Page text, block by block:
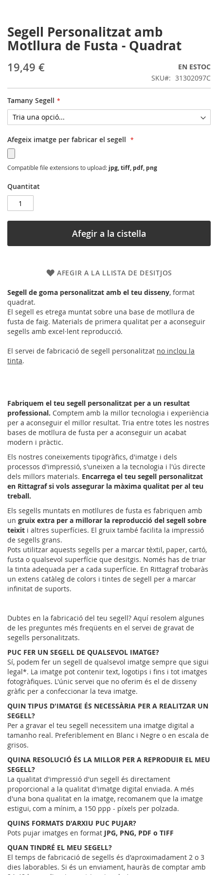
Segell Personalitzat amb
Motllura de Fusta - Quadrat
19,49 €
EN ESTOC
SKU
31302097C
Tamany Segell
Afegeix imatge per fabricar el segell
Compatible file extensions to upload: jpg, tiff, pdf, png
Quantitat
Afegir a la cistella
AFEGIR A LA LLISTA DE DESITJOS
Segell de goma personalitzat amb el teu disseny, format
quadrat.
El segell es etrega muntat sobre una base de motllura de
fusta de faig. Materials de primera qualitat per a aconseguir
segells amb excel·lent reproducció.
El servei de fabricació de segell personalitzat no inclou la
tinta.
Skip
to
the
of
images
gallery
Fabriquem el teu segell personalitzat per a un resultat
professional. Comptem amb la millor tecnologia i experiència
per a aconseguir el millor resultat. Tria entre totes les nostres
bases de motllura de fusta per a aconseguir un acabat
modern i pràctic.
Els nostres coneixements tipogràfics, d'imatge i dels
processos d'impressió, s'uneixen a la tecnologia i l'ús directe
dels millors materials. Encarrega el teu segell personalitzat
en Rittagraf si vols assegurar la màxima qualitat per al teu
treball.
Els segells muntats en motllures de fusta es fabriquen amb
un gruix extra per a millorar la reproducció del segell sobre
teixit i altres superfícies. El gruix també facilita la impressió
de segells grans.
Pots utilitzar aquests segells per a marcar tèxtil, paper, cartó,
fusta o qualsevol superfície que desitgis. Només has de triar
la tinta adequada per a cada superfície. En Rittagraf trobaràs
un extens catàleg de colors i tintes de segell per a marcar
infinitat de suports.
Dubtes en la fabricació del teu segell? Aquí resolem algunes
de les preguntes més freqüents en el servei de gravat de
segells personalitzats.
PUC FER UN SEGELL DE QUALSEVOL IMATGE?
Sí, podem fer un segell de qualsevol imatge sempre que sigui
legal*. La imatge pot contenir text, logotips i fins i tot imatges
fotogràfiques. L'únic servei que no oferim és el de disseny
gràfic per a confeccionar la teva imatge.
QUIN TIPUS D'IMATGE ÉS NECESSÀRIA PER A REALITZAR UN
SEGELL?
Per a gravar el teu segell necessitem una imatge digital a
tamanho real. Preferiblement en Blanc i Negre o en escala de
grisos.
QUINA RESOLUCIÓ ÉS LA MILLOR PER A REPRODUIR EL MEU
SEGELL?
La qualitat d'impressió d'un segell és directament
proporcional a la qualitat d'imatge digital enviada. A més
d'una bona qualitat en la imatge, recomanem que la imatge
estigui, com a mínim, a 150 ppp - píxels per polzada.
QUINS FORMATS D'ARXIU PUC PUJAR?
Pots pujar imatges en format JPG, PNG, PDF o TIFF
QUAN TINDRÉ EL MEU SEGELL?
El temps de fabricació de segells és d'aproximadament 2 o 3
dies laborables. Si és un enviament, hauràs de comptar amb